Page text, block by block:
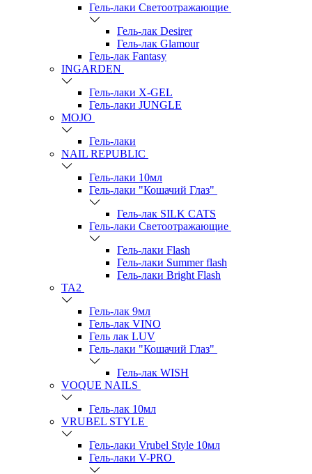
Гель-лаки Светоотражающие
Гель-лак Desirer
Гель-лак Glamour
Гель-лак Fantasy
INGARDEN
Гель-лаки Х-GEL
Гель-лаки JUNGLE
MOJO
Гель-лаки
NAIL REPUBLIC
Гель-лаки 10мл
Гель-лаки "Кошачий Глаз"
Гель-лак SILK CATS
Гель-лаки Светоотражающие
Гель-лаки Flash
Гель-лаки Summer flash
Гель-лаки Bright Flash
TA2
Гель-лак 9мл
Гель-лак VINO
Гель лак LUV
Гель-лаки "Кошачий Глаз"
Гель-лак WISH
VOQUE NAILS
Гель-лак 10мл
VRUBEL STYLE
Гель-лаки Vrubel Style 10мл
Гель-лаки V-PRO